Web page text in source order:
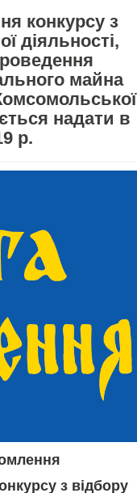
конкурсу з
діяльності,
майна
надати в
р.
з відбору